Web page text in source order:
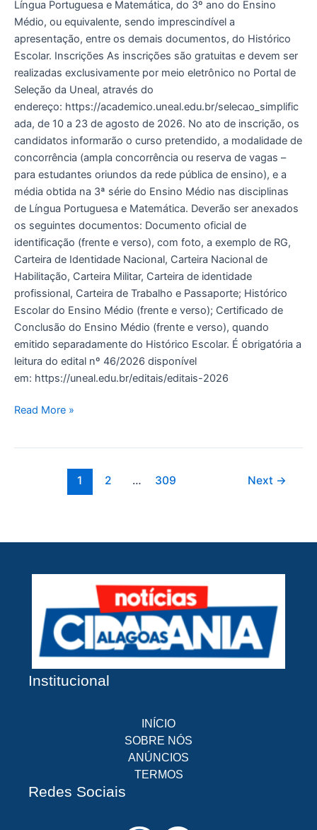
Língua Portuguesa e Matemática, do 3º ano do Ensino
Médio, ou equivalente, sendo imprescindível a
apresentação, entre os demais documentos, do Histórico
Escolar. Inscrições As inscrições são gratuitas e devem ser
realizadas exclusivamente por meio eletrônico no Portal de
Seleção da Uneal, através do
endereço: https://academico.uneal.edu.br/selecao_simplific
ada, de 10 a 23 de agosto de 2026. No ato de inscrição, os
candidatos informarão o curso pretendido, a modalidade de
concorrência (ampla concorrência ou reserva de vagas –
para estudantes oriundos da rede pública de ensino), e a
média obtida na 3ª série do Ensino Médio nas disciplinas
de Língua Portuguesa e Matemática. Deverão ser anexados
os seguintes documentos: Documento oficial de
identificação (frente e verso), com foto, a exemplo de RG,
Carteira de Identidade Nacional, Carteira Nacional de
Habilitação, Carteira Militar, Carteira de identidade
profissional, Carteira de Trabalho e Passaporte; Histórico
Escolar do Ensino Médio (frente e verso); Certificado de
Conclusão do Ensino Médio (frente e verso), quando
emitido separadamente do Histórico Escolar. É obrigatória a
leitura do edital nº 46/2026 disponível
em: https://uneal.edu.br/editais/editais-2026
Read More »
1 2 … 309 Next →
Institucional
INÍCIO
SOBRE NÓS
ANÚNCIOS
TERMOS
Redes Sociais